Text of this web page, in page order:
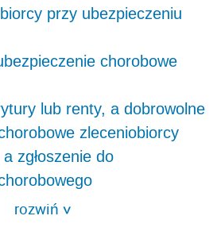
przy ubezpieczeniu
chorobowe
lub renty, a dobrowolne
zleceniobiorcy
zgłoszenie do
rozwiń>